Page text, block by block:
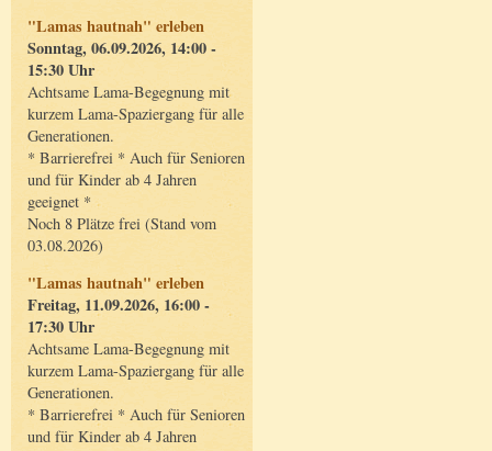
"Lamas hautnah" erleben
Sonntag, 06.09.2026, 14:00 -
15:30 Uhr
Achtsame Lama-Begegnung mit
kurzem Lama-Spaziergang für alle
Generationen.
* Barrierefrei * Auch für Senioren
und für Kinder ab 4 Jahren
geeignet *
Noch 8 Plätze frei (Stand vom
03.08.2026)
"Lamas hautnah" erleben
Freitag, 11.09.2026, 16:00 -
17:30 Uhr
Achtsame Lama-Begegnung mit
kurzem Lama-Spaziergang für alle
Generationen.
* Barrierefrei * Auch für Senioren
und für Kinder ab 4 Jahren